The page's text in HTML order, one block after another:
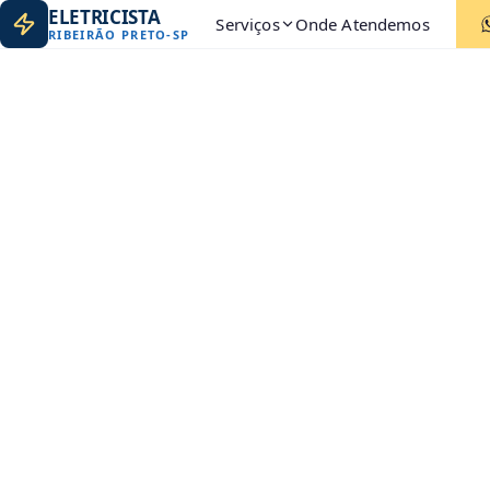
ELETRICISTA
RIBEIRÃO PRETO-SP Serviços Onde Atendemos